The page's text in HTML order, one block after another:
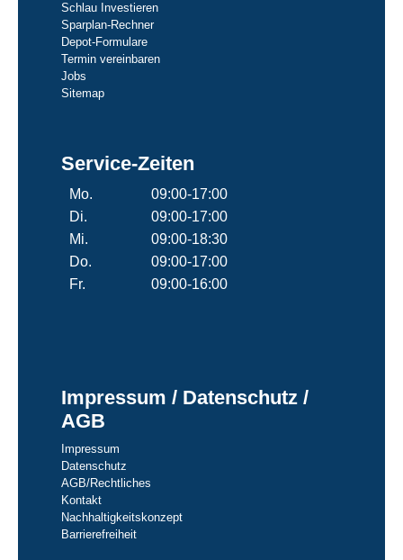
Schlau Investieren
Sparplan-Rechner
Depot-Formulare
Termin vereinbaren
Jobs
Sitemap
Service-Zeiten
Mo.
09:00-17:00
Di.
09:00-17:00
Mi.
09:00-18:30
Do.
09:00-17:00
Fr.
09:00-16:00
Impressum / Datenschutz /
AGB
Impressum
Datenschutz
AGB/Rechtliches
Kontakt
Nachhaltigkeitskonzept
Barrierefreiheit